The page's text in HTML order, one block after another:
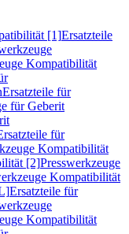
[1]Ersatzteile
Kompatibilität
Ersatzteile für
für Geberit
für
Kompatibilität
[2]Presswerkzeuge
Kompatibilität
Ersatzteile für
Kompatibilität